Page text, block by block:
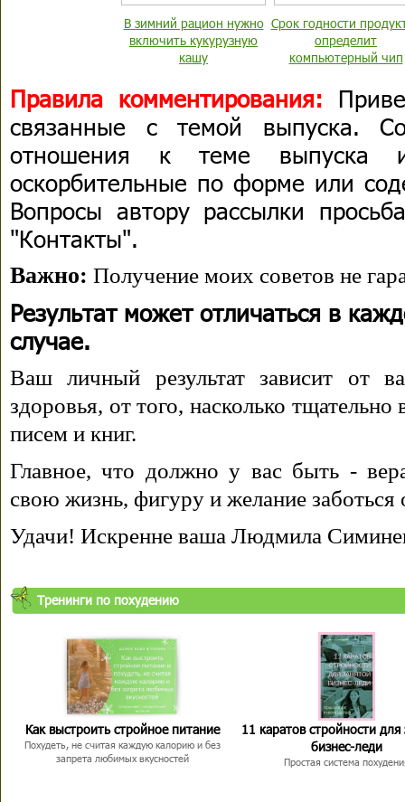
В зимний рацион нужно
включить кукурузную
кашу
Срок годности
определит
компьютерный чип
Правила комментирования:
связанные с темой выпуска.
отношения к теме выпуска
оскорбительные по форме или
Вопросы автору рассылки
"Контакты".
Важно: Получение моих советов не
Результат может отличаться в
случае.
Ваш личный результат зависит от
здоровья, от того, насколько
писем и книг.
Главное, что должно у вас быть -
свою жизнь, фигуру и желание заботься
Удачи! Искренне ваша Людмила
Тренинги по похудению
Как выстроить стройное питание
Похудеть, не считая каждую калорию и без
запрета любимых вкусностей
11 каратов стройности для
бизнес-леди
Простая система